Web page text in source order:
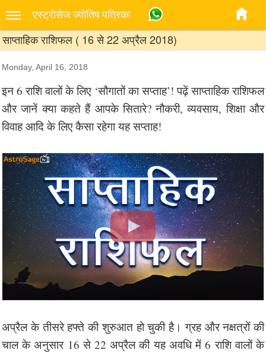
एस्‍ट्रोसेज ज्‍योतिष पत्रिका
साप्ताहिक राशिफल ( 16 से 22 अप्रैल 2018)
Monday, April 16, 2018
इन 6 राशि वालों के लिए ‘सौगातों का सप्ताह’! पढ़ें साप्ताहिक राशिफल
और जानें क्या कहते हैं आपके सितारे? नौकरी, व्यवसाय, शिक्षा और
विवाह आदि के लिए कैसा रहेगा यह सप्ताह!
अप्रैल के तीसरे हफ्ते की शुरुआत हो चुकी है। ग्रह और नक्षत्रों की
चाल के अनुसार 16 से 22 अप्रैल की यह अवधि में 6 राशि वालों के